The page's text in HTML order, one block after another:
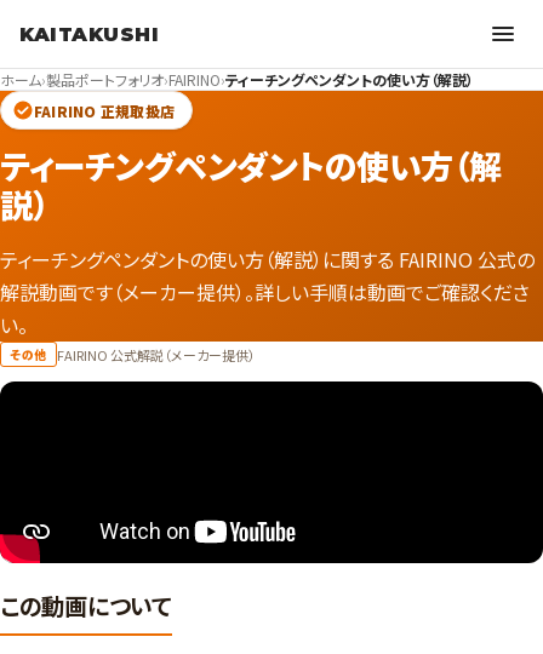
KAITAKUSHI
ホーム›製品ポートフォリオ›FAIRINO›ティーチングペンダントの使い方（解説）
FAIRINO 正規取扱店
ティーチングペンダントの使い方（解
説）
ティーチングペンダントの使い方（解説）に関する FAIRINO 公式の
解説動画です（メーカー提供）。詳しい手順は動画でご確認くださ
い。
その他 FAIRINO 公式解説（メーカー提供）
この動画について